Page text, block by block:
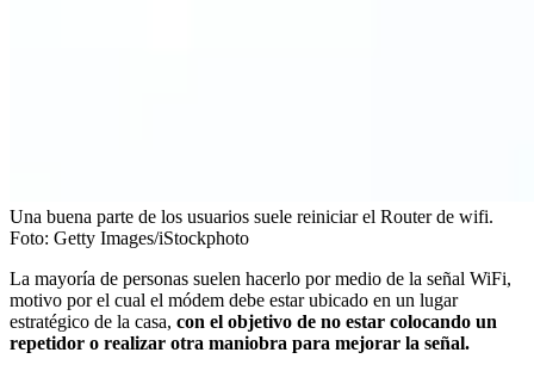
Una buena parte de los usuarios suele reiniciar el Router de wifi.
Foto: Getty Images/iStockphoto
La mayoría de personas suelen hacerlo por medio de la señal WiFi,
motivo por el cual el módem debe estar ubicado en un lugar
estratégico de la casa, con el objetivo de no estar colocando un
repetidor o realizar otra maniobra para mejorar la señal.